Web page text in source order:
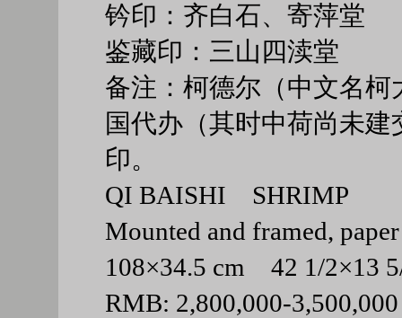
钤印：齐白石、寄萍堂
鉴藏印：三山四渎堂
备注：柯德尔（中文名
国代办（其时中荷尚未
印。
QI BAISHI SHRIMP
Mounted and framed, paper
108×34.5 cm 42 1/2×13
RMB: 2,800,000-3,500,000